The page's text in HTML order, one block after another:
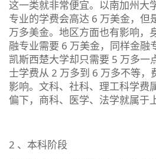
这一类就非常便宜。以南加州大
专业的学费会高达 6 万美金，但
万多美金。地区方面也有影响，
融专业需要 6 万美金，同样金融
凯斯西楚大学却只需要 5 万多一
士学费从 2 万多到 6 万多不等，
影响。文科、社科、理工科学费
偏下，商科、医学、法学就属于
2 、本科阶段